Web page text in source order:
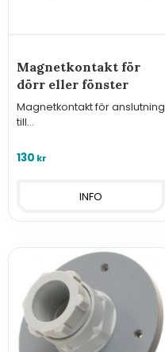
Magnetkontakt för
dörr eller fönster
Magnetkontakt för anslutning
till
orer i serien Hxx3x eller GSM-
130 kr
INFO